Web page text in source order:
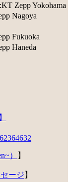
Zepp Yokohama
Nagoya
Fukuoka
Haneda
） 】
ージ 】